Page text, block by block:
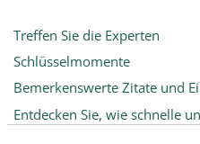
Treffen Sie die Experten
Schlüsselmomente
Bemerkenswerte Zitate und
Entdecken Sie, wie schnelle